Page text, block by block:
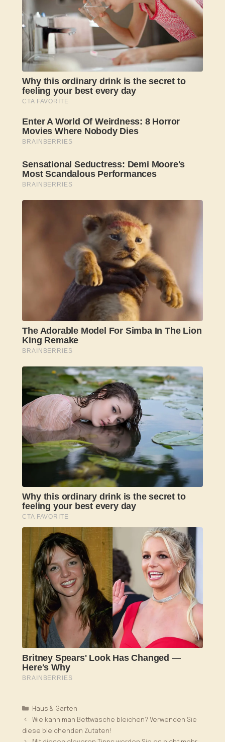
Kategorien
Haus & Garten
Wie kann man Bettwäsche bleichen? Verwenden Sie
diese bleichenden Zutaten!